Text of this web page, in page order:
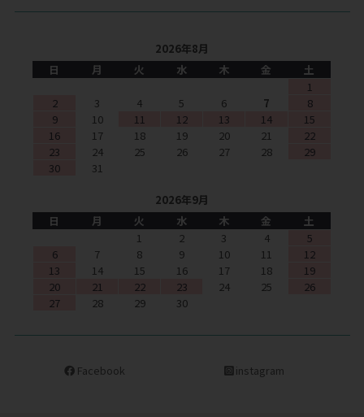
2026年8月
日
月 火 水 木 金
土
1
2
3 4 5 6 7
8
9
10 11 12 13 14
15
16
17 18 19 20 21
22
23
24 25 26 27 28
29
30
31
2026年9月
日
月 火 水 木 金
土
1
2 3 4
5
6
7 8 9 10 11
12
13
14 15 16 17 18
19
20
21 22 23 24 25
26
27
28 29 30
Facebook instagram